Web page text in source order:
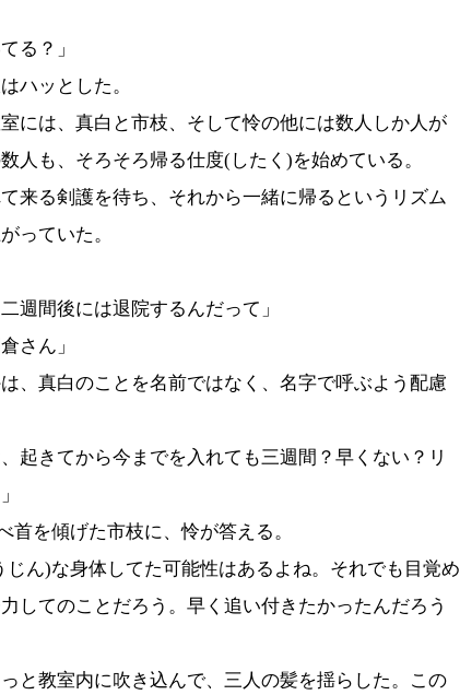
？」
ハッとした。
には、真白と市枝、そして怜の他には数人しか人が
人も、そろそろ帰る仕度(したく)を始めている。
来る剣護を待ち、それから一緒に帰るというリズム
っていた。
週間後には退院するんだって」
さん」
、真白のことを名前ではなく、名字で呼ぶよう配慮
起きてから今までを入れても三週間？早くない？リ
を傾げた市枝に、怜が答える。
じん)な身体してた可能性はあるよね。それでも目覚め
してのことだろう。早く追い付きたかったんだろう
と教室内に吹き込んで、三人の髪を揺らした。この